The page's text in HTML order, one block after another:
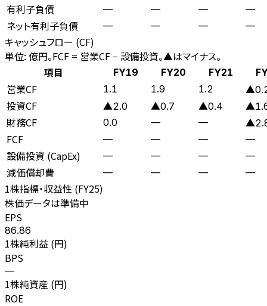
有利子負債 — — — —
ネット有利子負債 — — — —
キャッシュフロー (CF)
単位: 億円。FCF = 営業CF − 設備投資。▲はマイナス。
項目
FY19 FY20 FY21
営業CF 1.1 1.9 1.2
投資CF ▲2.0 ▲0.7 ▲0.4
財務CF 0.0 — —
FCF — — — —
設備投資 (CapEx) — — — —
減価償却費 — — — —
1株指標・収益性 (FY25)
株価データは準備中
EPS
86.86
1株純利益 (円)
BPS
—
1株純資産 (円)
ROE